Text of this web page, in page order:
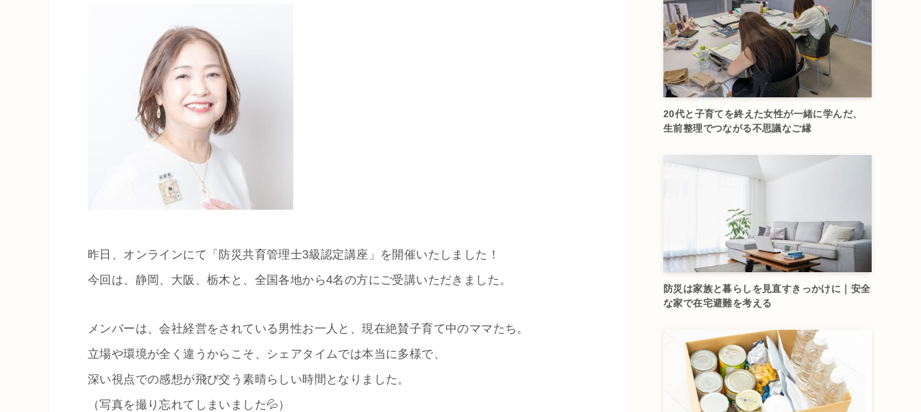
昨日、オンラインにて「防災共育管理士3級認定講座」を開催いたしました！
今回は、静岡、大阪、栃木と、全国各地から4名の方にご受講いただきました。
メンバーは、会社経営をされている男性お一人と、現在絶賛子育て中のママたち。
立場や環境が全く違うからこそ、シェアタイムでは本当に多様で、
深い視点での感想が飛び交う素晴らしい時間となりました。
（写真を撮り忘れてしまいました💦）
20代と子育てを終えた女性が一緒に学んだ、
生前整理でつながる不思議なご縁
防災は家族と暮らしを見直すきっかけに｜安全
な家で在宅避難を考える